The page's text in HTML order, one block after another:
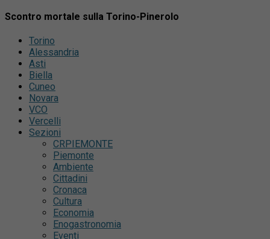
Scontro mortale sulla Torino-Pinerolo
Torino
Alessandria
Asti
Biella
Cuneo
Novara
VCO
Vercelli
Sezioni
CRPIEMONTE
Piemonte
Ambiente
Cittadini
Cronaca
Cultura
Economia
Enogastronomia
Eventi